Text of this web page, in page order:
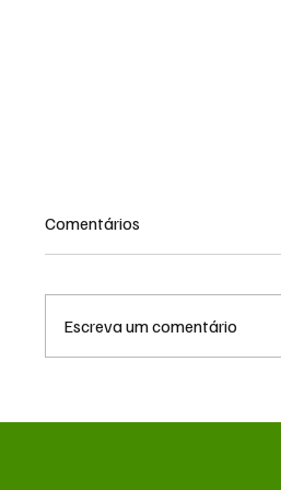
Comentários
Escreva um comentário